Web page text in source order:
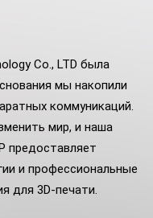
Co., LTD была
мы накопили
коммуникаций.
мир, и наша
предоставляет
и профессиональные
для 3D-печати.